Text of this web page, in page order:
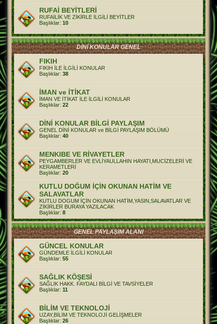
RUFAİ BEYİTLERİ
RUFAİLİK VE ZİKİRLE İLGİLİ BEYİTLER
Başlıklar: 10
DİNİ KONULAR GENEL
FIKIH
FIKIH İLE İLGİLİ KONULAR
Başlıklar: 38
İMAN ve İTİKAT
İMAN VE İTİKAT İLE İLGİLİ KONULAR
Başlıklar: 22
DİNİ KONULAR BİLGİ PAYLAŞIM
GENEL DİNİ KONULAR ve BİLGİ PAYLAŞIM BÖLÜMÜ
Başlıklar: 40
MENKIBE VE RİVAYETLER
PEYGAMBERLER VE EVLİYAULLAHIN HAYATI,MUCİZELERİ VE
KERAMETLERİ
Başlıklar: 20
KUTLU DOĞUM İÇİN OKUNAN HATİM VE
SALAVATLAR
KUTLU DOGUM İÇİN OKUNAN HATİM,YASIN,SALAVATLAR VE
ZİKİRLER BURAYA YAZILACAK
Başlıklar: 8
GENEL PAYLAŞIM ALANI
GÜNCEL KONULAR
GÜNDEMLE İLGİLİ KONULAR
Başlıklar: 55
SAĞLIK KÖŞESİ
SAĞLIK HAKK. FAYDALI BİLGİ VE TAVSİYELER
Başlıklar: 11
BİLİM VE TEKNOLOJİ
UZAY,BİLİM VE TEKNOLOJİ GELİŞMELER
Başlıklar: 26